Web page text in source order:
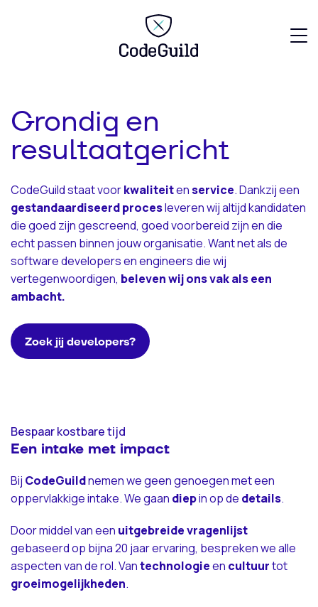
Grondig en
resultaatgericht
CodeGuild staat voorkwaliteitenservice. Dankzij een
gestandaardiseerdprocesleveren wij altijd kandidaten
die goed zijn gescreend, goed voorbereid zijn en die
echt passen binnen jouw organisatie. Want net als de
software developers en engineers die wij
vertegenwoordigen, beleven wij ons vak als een
ambacht.
Zoek jij developers?
Bespaar kostbare tijd
Een intake met impact
Bij CodeGuildnemen we geen genoegen met een
oppervlakkige intake. We gaan diepin op de details.
Door middel van een uitgebreidevragenlijst
gebaseerd op bijna 20 jaar ervaring, bespreken we alle
aspecten van de rol. Vantechnologieen cultuurtot
groeimogelijkheden.